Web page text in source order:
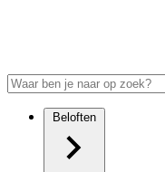
Beloften